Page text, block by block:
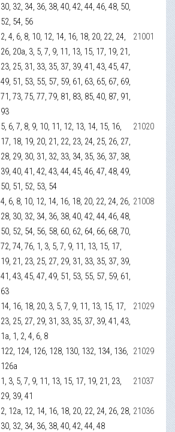
30, 32, 34, 36, 38, 40, 42, 44, 46, 48, 50,
52, 54, 56
2, 4, 6, 8, 10, 12, 14, 16, 18, 20, 22, 24,
26, 20а, 3, 5, 7, 9, 11, 13, 15, 17, 19, 21,
23, 25, 31, 33, 35, 37, 39, 41, 43, 45, 47,
49, 51, 53, 55, 57, 59, 61, 63, 65, 67, 69,
71, 73, 75, 77, 79, 81, 83, 85, 40, 87, 91,
93
21001
5, 6, 7, 8, 9, 10, 11, 12, 13, 14, 15, 16,
17, 18, 19, 20, 21, 22, 23, 24, 25, 26, 27,
28, 29, 30, 31, 32, 33, 34, 35, 36, 37, 38,
39, 40, 41, 42, 43, 44, 45, 46, 47, 48, 49,
50, 51, 52, 53, 54
21020
4, 6, 8, 10, 12, 14, 16, 18, 20, 22, 24, 26,
28, 30, 32, 34, 36, 38, 40, 42, 44, 46, 48,
50, 52, 54, 56, 58, 60, 62, 64, 66, 68, 70,
72, 74, 76, 1, 3, 5, 7, 9, 11, 13, 15, 17,
19, 21, 23, 25, 27, 29, 31, 33, 35, 37, 39,
41, 43, 45, 47, 49, 51, 53, 55, 57, 59, 61,
63
21008
14, 16, 18, 20, 3, 5, 7, 9, 11, 13, 15, 17,
23, 25, 27, 29, 31, 33, 35, 37, 39, 41, 43,
1а, 1, 2, 4, 6, 8
21029
122, 124, 126, 128, 130, 132, 134, 136,
126а
21029
1, 3, 5, 7, 9, 11, 13, 15, 17, 19, 21, 23,
29, 39, 41
21037
2, 12а, 12, 14, 16, 18, 20, 22, 24, 26, 28,
30, 32, 34, 36, 38, 40, 42, 44, 48
21036